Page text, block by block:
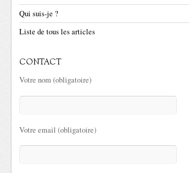
Qui suis-je ?
Liste de tous les articles
CONTACT
Votre nom (obligatoire)
Votre email (obligatoire)